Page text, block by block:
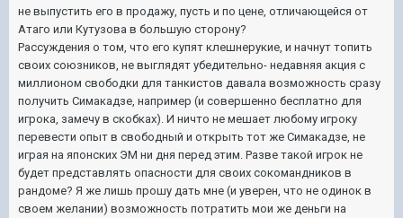
не выпустить его в продажу, пусть и по цене, отличающейся от
Атаго или Кутузова в большую сторону?
Рассуждения о том, что его купят клешнерукие, и начнут топить
своих союзников, не выглядят убедительно- недавняя акция с
миллионом свободки для танкистов давала возможность сразу
получить Симакадзе, например (и совершенно бесплатно для
игрока, замечу в скобках). И ничто не мешает любому игроку
перевести опыт в свободный и открыть тот же Симакадзе, не
играя на японских ЭМ ни дня перед этим. Разве такой игрок не
будет представлять опасности для своих сокомандников в
рандоме? Я же лишь прошу дать мне (и уверен, что не одинок в
своем желании) возможность потратить мои же деньги на